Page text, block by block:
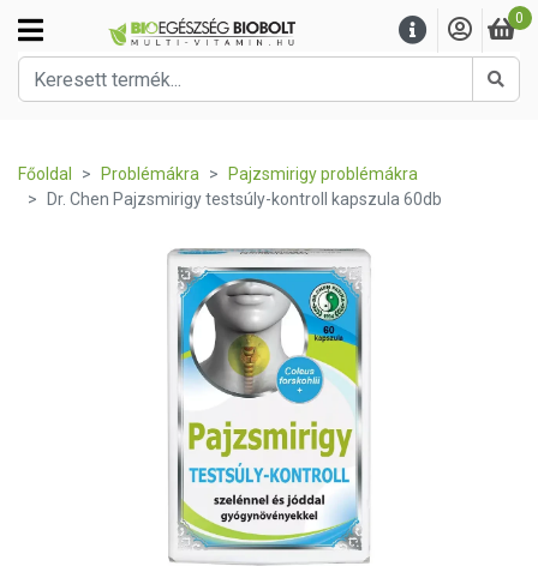
0
Főoldal Problémákra
Pajzsmirigy problémákra
Dr. Chen Pajzsmirigy testsúly-kontroll kapszula 60db